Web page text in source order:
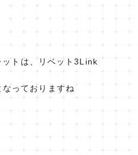
ットは、リベット3Link
っておりますね